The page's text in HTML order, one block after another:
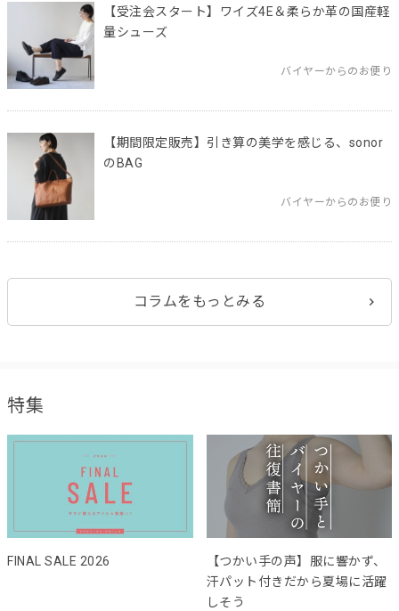
【受注会スタート】ワイズ4E＆柔らか革の国産軽
量シューズ
バイヤーからのお便り
【期間限定販売】引き算の美学を感じる、sonor
のBAG
バイヤーからのお便り
コラムをもっとみる
特集
FINAL SALE 2026
【つかい手の声】服に響かず、
汗パット付きだから夏場に活躍
しそう